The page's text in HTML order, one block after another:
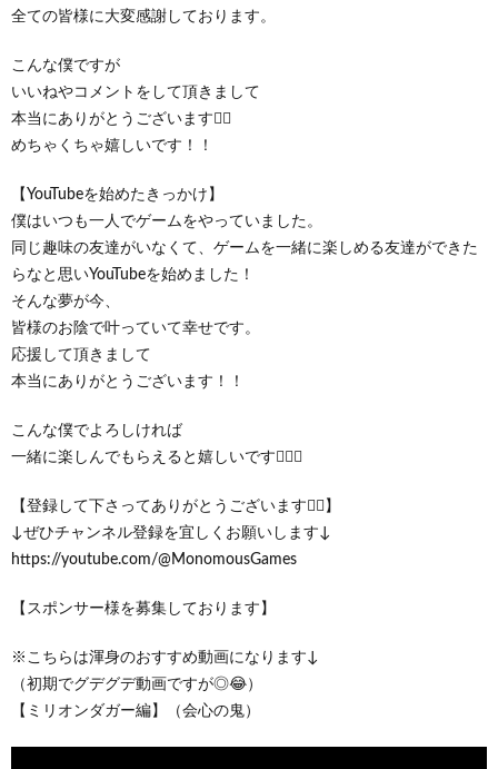
全ての皆様に大変感謝しております。
こんな僕ですが
いいねやコメントをして頂きまして
本当にありがとうございます🙇‍♂️
めちゃくちゃ嬉しいです！！
【YouTubeを始めたきっかけ】
僕はいつも一人でゲームをやっていました。
同じ趣味の友達がいなくて、ゲームを一緒に楽しめる友達ができた
らなと思いYouTubeを始めました！
そんな夢が今、
皆様のお陰で叶っていて幸せです。
応援して頂きまして
本当にありがとうございます！！
こんな僕でよろしければ
一緒に楽しんでもらえると嬉しいです🙇‍♂️✨
【登録して下さってありがとうございます🙇‍♂️】
↓ぜひチャンネル登録を宜しくお願いします↓
https://youtube.com/@MonomousGames
【スポンサー様を募集しております】
※こちらは渾身のおすすめ動画になります↓
（初期でグデグデ動画ですが◎😂）
【ミリオンダガー編】（会心の鬼）